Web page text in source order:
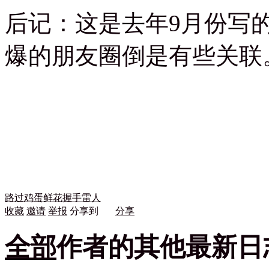
后记：这是去年9月份写
爆的朋友圈倒是有些关
路过鸡蛋鲜花握手雷人
收藏 邀请 举报 分享到 分享
全部作者的其他最新日